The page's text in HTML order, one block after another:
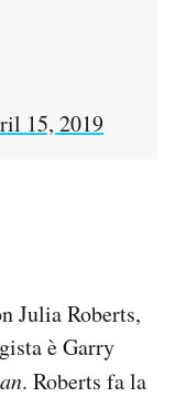
15, 2019
Julia Roberts,
è Garry
. Roberts fa la